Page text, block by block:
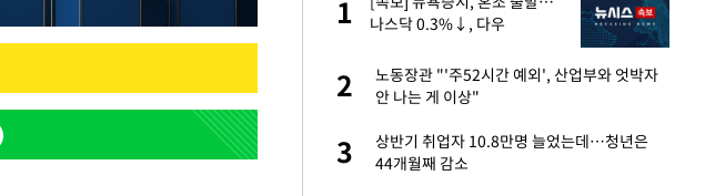
틀 만에 발견"
2
재는 내부 지침 준수"
3
김지수, '여행사 대표' 변신 근황 "가볼 만하
니…"
1
나스닥 0.3%↓, 다우
2
노동장관 "'주52시간 예외', 산업부와 엇박자
안 나는 게 이상"
3
상반기 취업자 10.8만명 늘었는데…청년은
44개월째 감소